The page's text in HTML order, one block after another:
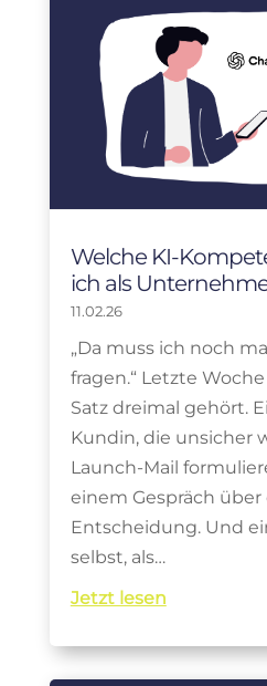
Welche KI-
ich als
11.02.26
„Da muss ich noch
fragen.“ Letzte
Satz dreimal gehört.
Kundin, die unsicher
Launch-Mail
einem Gespräch
Entscheidung. Und
selbst, als…
Jetzt lesen